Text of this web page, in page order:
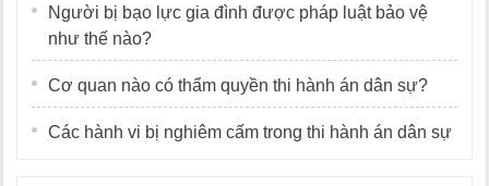
Người bị bạo lực gia đình được pháp luật bảo vệ
như thế nào?
Cơ quan nào có thẩm quyền thi hành án dân sự?
Các hành vi bị nghiêm cấm trong thi hành án dân sự